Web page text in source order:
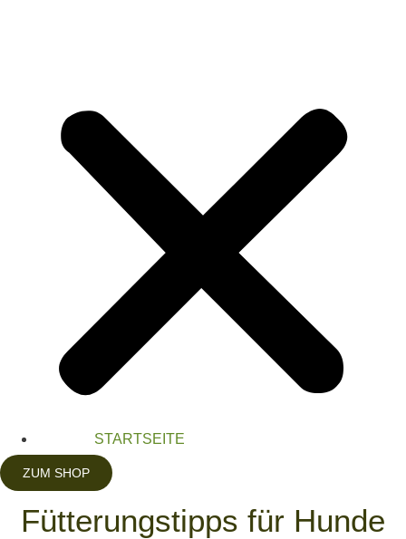
STARTSEITE
ZUM SHOP
Fütterungstipps für Hunde